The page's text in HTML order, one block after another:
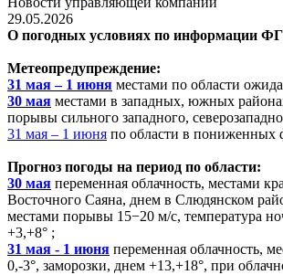
29.05.2026
О погодных условиях по информации
Метеопредупреждение:
31 мая – 1 июня местами по области
30 мая местами в западных, южных
порывы сильного западного,
31 мая – 1 июня по области в пониженных
Прогноз погоды на период по области:
30 мая переменная облачность, местами
Восточного Саяна, днем в Слюдянском
местами порывы 15−20 м/с, температура
+3,+8° ;
31 мая - 1 июня переменная облачность,
0,-3°, заморозки, днем +13,+18°, при